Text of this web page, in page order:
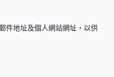
件地址及個人網站網址，以供